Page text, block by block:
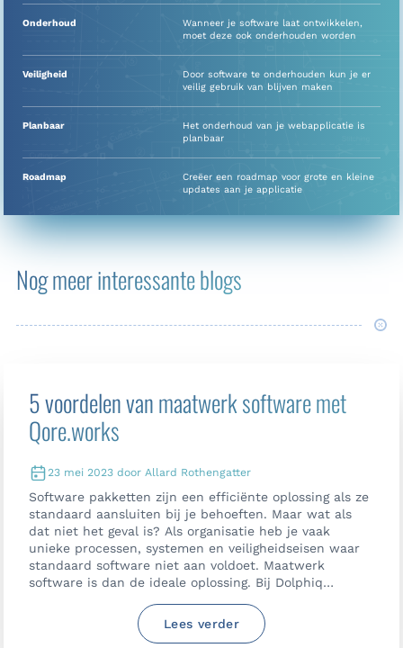
Onderhoud
Wanneer je software laat ontwikkelen,
moet deze ook onderhouden worden
Veiligheid
Door software te onderhouden kun je er
veilig gebruik van blijven maken
Planbaar
Het onderhoud van je webapplicatie is
planbaar
Roadmap
Creëer een roadmap voor grote en kleine
updates aan je applicatie
Nog meer interessante blogs
5 voordelen van maatwerk software met
Qore.works
23 mei 2023 door Allard Rothengatter
Software pakketten zijn een efficiënte oplossing als ze
standaard aansluiten bij je behoeften. Maar wat als
dat niet het geval is? Als organisatie heb je vaak
unieke processen, systemen en veiligheidseisen waar
standaard software niet aan voldoet. Maatwerk
software is dan de ideale oplossing. Bij Dolphiq
aansluiten bij de wensen van onze klanten. Met ons
Qore.works platform maken we maatwerk software
Lees verder